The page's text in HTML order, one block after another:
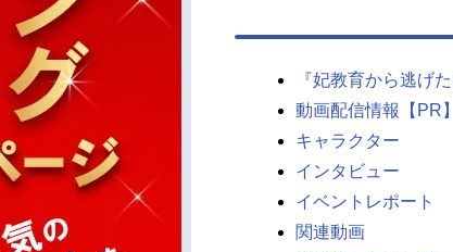
『妃教育から逃げ
動画配信情報【PR】
キャラクター
インタビュー
イベントレポート
関連動画